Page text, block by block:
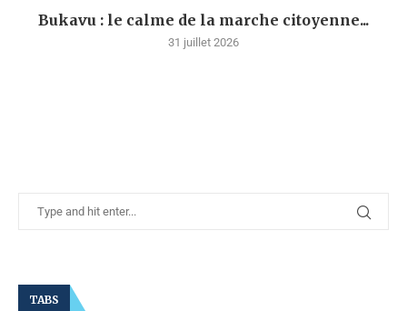
Bukavu : le calme de la marche citoyenne...
31 juillet 2026
TABS